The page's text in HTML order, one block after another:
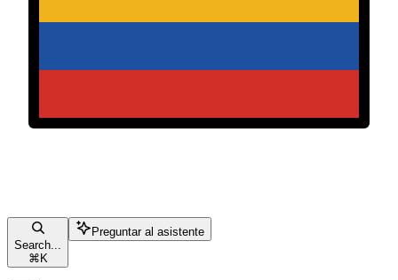
Search...
⌘ K
Preguntar al asistente